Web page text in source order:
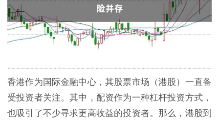
香港作为国际金融中心，其股票市场（港股）一直备
受投资者关注。其中，配资作为一种杠杆投资方式，
也吸引了不少寻求更高收益的投资者。那么，港股到